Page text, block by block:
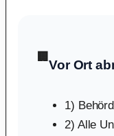
🏢
Vor Ort
1)
2) Alle